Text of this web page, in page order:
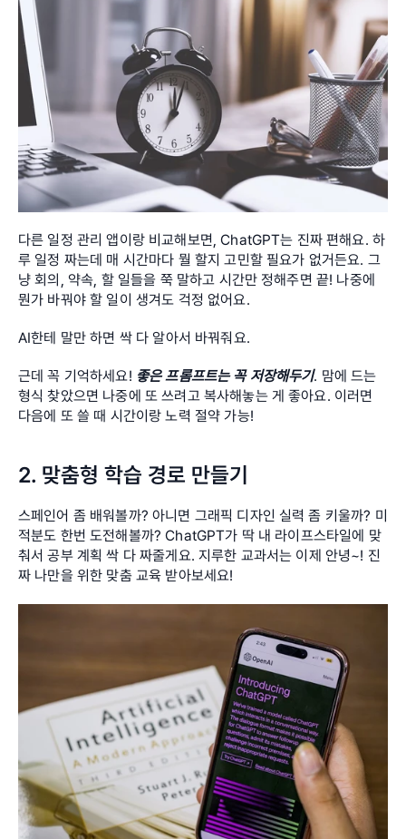
다른 일정 관리 앱이랑 비교해보면, ChatGPT는 진짜 편해요. 하
루 일정 짜는데 매 시간마다 뭘 할지 고민할 필요가 없거든요. 그
냥 회의, 약속, 할 일들을 쭉 말하고 시간만 정해주면 끝! 나중에
뭔가 바꿔야 할 일이 생겨도 걱정 없어요.
AI한테 말만 하면 싹 다 알아서 바꿔줘요.
근데 꼭 기억하세요! 좋은 프롬프트는 꼭 저장해두기. 맘에 드는
형식 찾았으면 나중에 또 쓰려고 복사해놓는 게 좋아요. 이러면
다음에 또 쓸 때 시간이랑 노력 절약 가능!
2. 맞춤형 학습 경로 만들기
스페인어 좀 배워볼까? 아니면 그래픽 디자인 실력 좀 키울까? 미
적분도 한번 도전해볼까? ChatGPT가 딱 내 라이프스타일에 맞
춰서 공부 계획 싹 다 짜줄게요. 지루한 교과서는 이제 안녕~! 진
짜 나만을 위한 맞춤 교육 받아보세요!